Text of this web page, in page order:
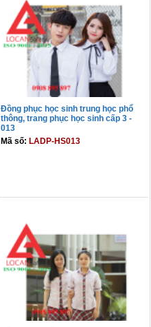
Đồng phục học sinh trung học phổ
thông, trang phục học sinh cấp 3 -
013
Mã số: LADP-HS013